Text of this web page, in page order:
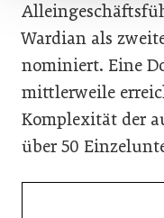
Wardian als
nominiert. Eine
mittlerweile
Komplexität der
über 50